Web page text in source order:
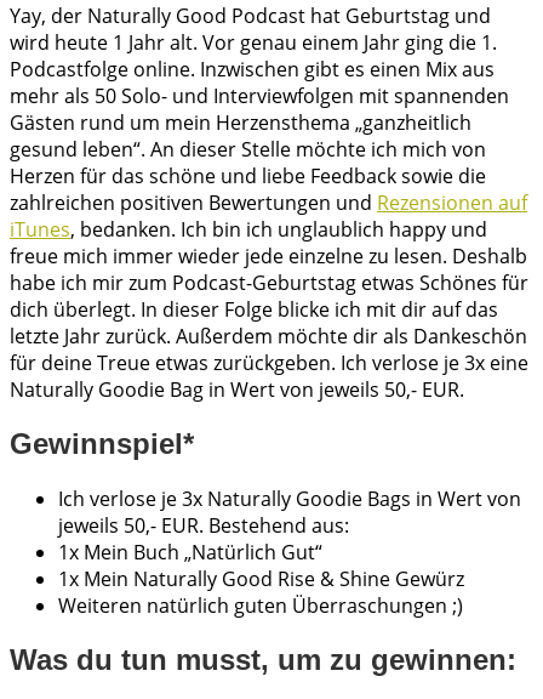
Yay, der Naturally Good Podcast hat Geburtstag und
wird heute 1 Jahr alt. Vor genau einem Jahr ging die 1.
Podcastfolge online. Inzwischen gibt es einen Mix aus
mehr als 50 Solo- und Interviewfolgen mit spannenden
Gästen rund um mein Herzensthema „ganzheitlich
gesund leben“. An dieser Stelle möchte ich mich von
Herzen für das schöne und liebe Feedback sowie die
zahlreichen positiven Bewertungen und Rezensionen auf
iTunes, bedanken. Ich bin ich unglaublich happy und
freue mich immer wieder jede einzelne zu lesen. Deshalb
habe ich mir zum Podcast-Geburtstag etwas Schönes für
dich überlegt. In dieser Folge blicke ich mit dir auf das
letzte Jahr zurück. Außerdem möchte dir als Dankeschön
für deine Treue etwas zurückgeben. Ich verlose je 3x eine
Naturally Goodie Bag in Wert von jeweils 50,- EUR.
Gewinnspiel*
Ich verlose je 3x Naturally Goodie Bags in Wert von
jeweils 50,- EUR. Bestehend aus:
1x Mein Buch „Natürlich Gut“
1x Mein Naturally Good Rise & Shine Gewürz
Weiteren natürlich guten Überraschungen ;)
Was du tun musst, um zu gewinnen: